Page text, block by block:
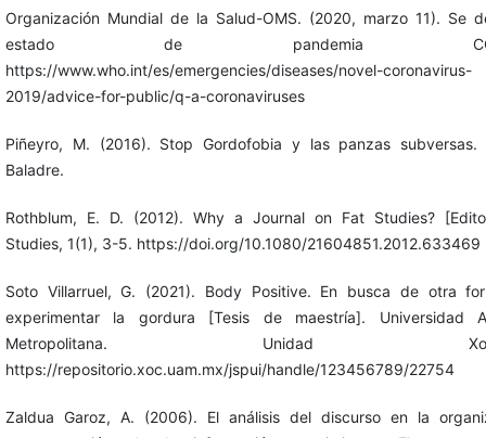
Organización Mundial de la Salud-OMS. (2020, marzo 11). Se
estado de pandemia
https://www.who.int/es/emergencies/diseases/novel-coronavirus-
2019/advice-for-public/q-a-coronaviruses
Piñeyro, M. (2016). Stop Gordofobia y las panzas subversas.
Baladre.
Rothblum, E. D. (2012). Why a Journal on Fat Studies?
Studies, 1(1), 3-5. https://doi.org/10.1080/21604851.2012.633469
Soto Villarruel, G. (2021). Body Positive. En busca de otra
experimentar la gordura [Tesis de maestría]. Universidad
Metropolitana. Unidad
https://repositorio.xoc.uam.mx/jspui/handle/123456789/22754
Zaldua Garoz, A. (2006). El análisis del discurso en la